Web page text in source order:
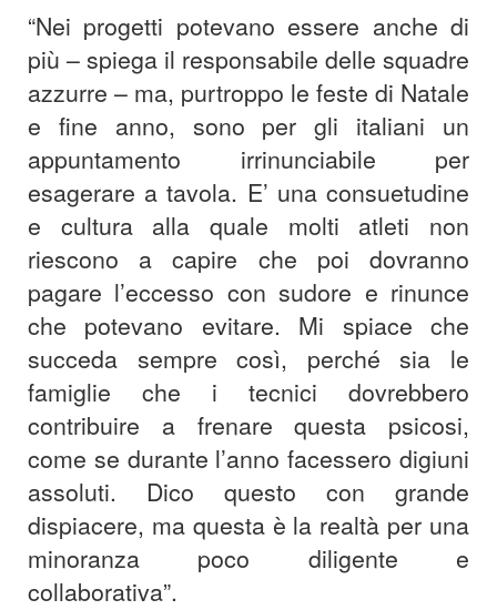
“Nei progetti potevano essere anche di
più – spiega il responsabile delle squadre
azzurre – ma, purtroppo le feste di Natale
e fine anno, sono per gli italiani un
appuntamento irrinunciabile per
esagerare a tavola. E’ una consuetudine
e cultura alla quale molti atleti non
riescono a capire che poi dovranno
pagare l’eccesso con sudore e rinunce
che potevano evitare. Mi spiace che
succeda sempre così, perché sia le
famiglie che i tecnici dovrebbero
contribuire a frenare questa psicosi,
come se durante l’anno facessero digiuni
assoluti. Dico questo con grande
dispiacere, ma questa è la realtà per una
minoranza poco diligente e
collaborativa”.